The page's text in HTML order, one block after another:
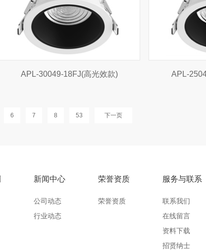
APL-30049-18FJ(高光效款) APL-
6 7 8 53 下一页
新闻中心
公司动态
行业动态
荣誉资质
荣誉资质
服务与联系
联系我们
在线留言
资料下载
招贤纳士